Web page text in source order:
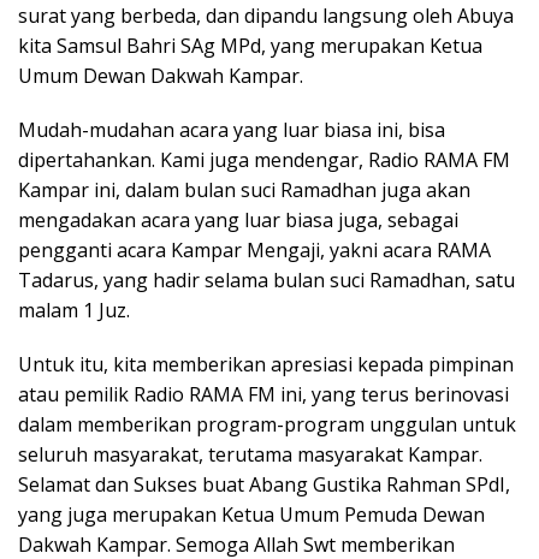
surat yang berbeda, dan dipandu langsung oleh Abuya
kita Samsul Bahri SAg MPd, yang merupakan Ketua
Umum Dewan Dakwah Kampar.
Mudah-mudahan acara yang luar biasa ini, bisa
dipertahankan. Kami juga mendengar, Radio RAMA FM
Kampar ini, dalam bulan suci Ramadhan juga akan
mengadakan acara yang luar biasa juga, sebagai
pengganti acara Kampar Mengaji, yakni acara RAMA
Tadarus, yang hadir selama bulan suci Ramadhan, satu
malam 1 Juz.
Untuk itu, kita memberikan apresiasi kepada pimpinan
atau pemilik Radio RAMA FM ini, yang terus berinovasi
dalam memberikan program-program unggulan untuk
seluruh masyarakat, terutama masyarakat Kampar.
Selamat dan Sukses buat Abang Gustika Rahman SPdI,
yang juga merupakan Ketua Umum Pemuda Dewan
Dakwah Kampar. Semoga Allah Swt memberikan